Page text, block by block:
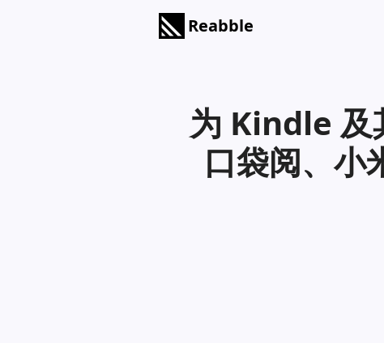
Reabble
为 Kindle 及
口袋阅、小